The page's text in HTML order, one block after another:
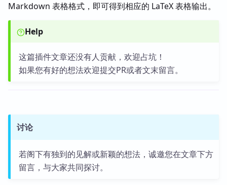
Markdown 表格格式，即可得到相应的 LaTeX 表格输出。
Help
这篇插件文章还没有人贡献，欢迎占坑！
如果您有好的想法欢迎提交PR或者文末留言。
讨论
若阁下有独到的见解或新颖的想法，诚邀您在文章下方
留言，与大家共同探讨。